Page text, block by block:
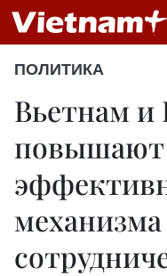
ПОЛИТИКА
Вьетнам
повышают